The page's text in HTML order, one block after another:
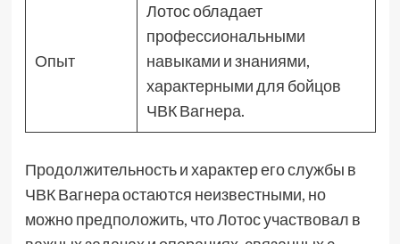
Опыт
Лотос обладает
профессиональными
навыками и знаниями,
характерными для бойцов
ЧВК Вагнера.
Продолжительность и характер его службы в
ЧВК Вагнера остаются неизвестными, но
можно предположить, что Лотос участвовал в